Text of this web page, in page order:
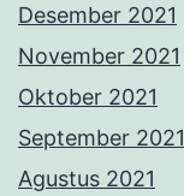
Desember 2021
November 2021
Oktober 2021
September 2021
Agustus 2021